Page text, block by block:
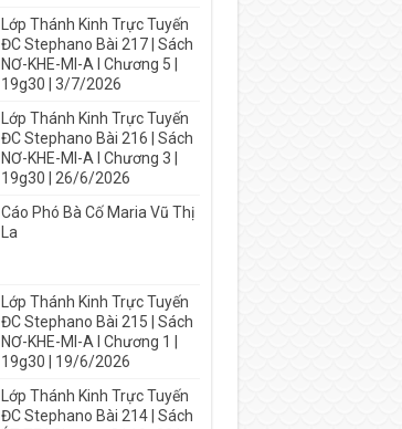
Lớp Thánh Kinh Trực Tuyến
ĐC Stephano Bài 217 | Sách
NƠ-KHE-MI-A I Chương 5 |
19g30 | 3/7/2026
Lớp Thánh Kinh Trực Tuyến
ĐC Stephano Bài 216 | Sách
NƠ-KHE-MI-A I Chương 3 |
19g30 | 26/6/2026
Cáo Phó Bà Cố Maria Vũ Thị
La
Lớp Thánh Kinh Trực Tuyến
ĐC Stephano Bài 215 | Sách
NƠ-KHE-MI-A I Chương 1 |
19g30 | 19/6/2026
Lớp Thánh Kinh Trực Tuyến
ĐC Stephano Bài 214 | Sách